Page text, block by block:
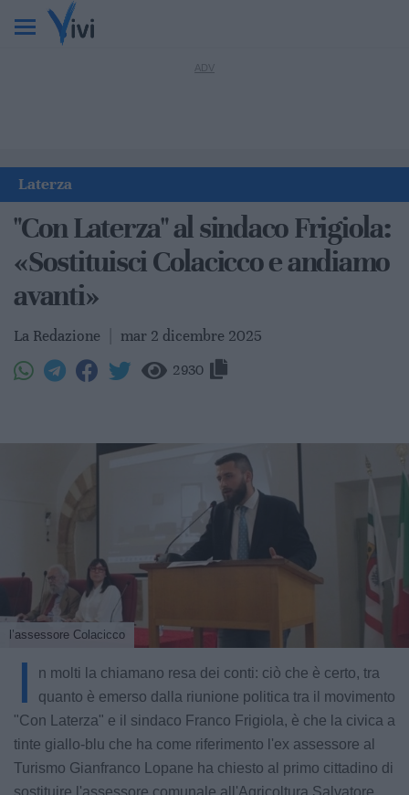
Laterza
"Con Laterza" al sindaco Frigiola:
«Sostituisci Colacicco e andiamo
avanti»
La Redazione mar 2 dicembre 2025
2930
l’assessore Colacicco
I
n molti la chiamano resa dei conti: ciò che è certo, tra
quanto è emerso dalla riunione politica tra il movimento
"Con Laterza" e il sindaco Franco Frigiola, è che la civica a
tinte giallo-blu che ha come riferimento l'ex assessore al
Turismo Gianfranco Lopane ha chiesto al primo cittadino di
sostituire l'assessore comunale all'Agricoltura Salvatore